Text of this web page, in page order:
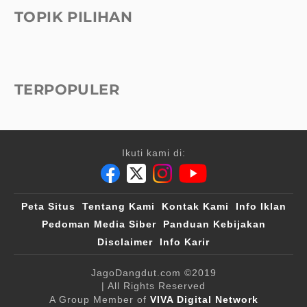
TOPIK PILIHAN
TERPOPULER
Ikuti kami di:
Peta Situs Tentang Kami Kontak Kami
Info Iklan
Pedoman Media Siber
Panduan Kebijakan
Disclaimer
Info Karir
JagoDangdut.com ©2019
| All Rights Reserved
A Group Member of VIVA Digital Network